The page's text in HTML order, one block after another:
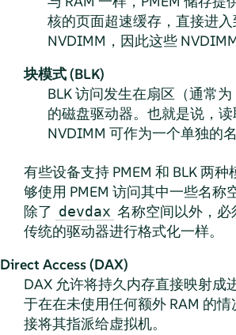
核的页面超速缓存，直接进
NVDIMM，因此这些
块模式 (BLK)
BLK 访问发生在扇区（通常
的磁盘驱动器。也就是说，
NVDIMM 可作为一个单独的
有些设备支持 PMEM 和 BLK 两
够使用 PMEM 访问其中一些名称
除了 devdax 名称空间以外，
传统的驱动器进行格式化一样。
Direct Access (DAX)
DAX 允许将持久内存直接映射成
于在在未使用任何额外 RAM 的
接将其指派给虚拟机。